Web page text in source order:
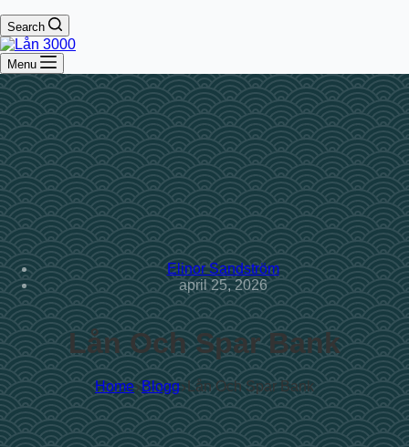
Search
Menu
Elinor Sandström
april 25, 2026
Lån Och Spar Bank
Home Blogg Lån Och Spar Bank